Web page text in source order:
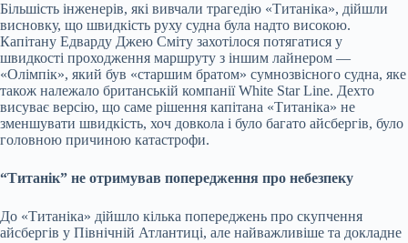
Більшість інженерів, які вивчали трагедію «Титаніка», дійшли
висновку, що швидкість руху судна була надто високою.
Капітану Едварду Джею Сміту захотілося потягатися у
швидкості проходження маршруту з іншим лайнером —
«Олімпік», який був «старшим братом» сумнозвісного судна, яке
також належало британській компанії White Star Line. Дехто
висуває версію, що саме рішення капітана «Титаніка» не
зменшувати швидкість, хоч довкола і було багато айсбергів, було
головною причиною катастрофи.
“Титанік” не отримував попередження про небезпеку
До «Титаніка» дійшло кілька попереджень про скупчення
айсбергів у Північній Атлантиці, але найважливіше та докладне